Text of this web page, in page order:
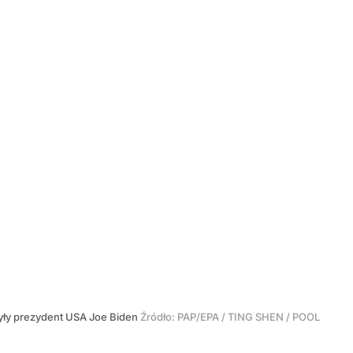
prezydent USA Joe Biden Źródło: PAP/EPA /TING SHEN / POOL